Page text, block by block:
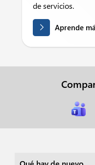
de servicios.
Aprende